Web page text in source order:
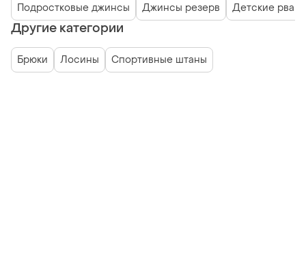
Подростковые джинсы Джинсы резерв Детские
Другие категории
Брюки Лосины Спортивные штаны